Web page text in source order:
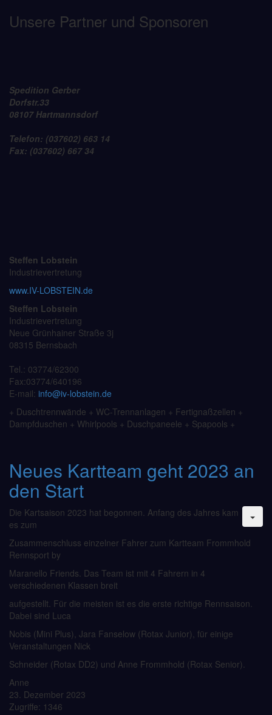
Unsere Partner und Sponsoren
Spedition Gerber
Dorfstr.33
08107 Hartmannsdorf
Telefon: (037602) 663 14
Fax: (037602) 667 34
Steffen Lobstein
Industrievertretung
www.IV-LOBSTEIN.de
Steffen Lobstein
Industrievertretung
Neue Grünhainer Straße 3j
08315 Bernsbach
Tel.: 03774/62300
Fax:03774/640196
E-mail: info@iv-lobstein.de
+ Duschtrennwände + WC-Trennanlagen + Fertignaßzellen +
Dampfduschen + Whirlpools + Duschpaneele + Spapools +
Neues Kartteam geht 2023 an
den Start
Die Kartsaison 2023 hat begonnen. Anfang des Jahres kam
es zum
Zusammenschluss einzelner Fahrer zum Kartteam Frommhold
Rennsport by
Maranello Friends. Das Team ist mit 4 Fahrern in 4
verschiedenen Klassen breit
aufgestellt. Für die meisten ist es die erste richtige Rennsaison.
Dabei sind Luca
Nobis (Mini Plus), Jara Fanselow (Rotax Junior), für einige
Veranstaltungen Nick
Schneider (Rotax DD2) und Anne Frommhold (Rotax Senior).
Anne
23. Dezember 2023
Zugriffe: 1346